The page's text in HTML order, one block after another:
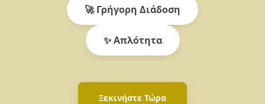
🚀 Γρήγορη Διάδοση
✨ Απλότητα
Ξεκινήστε Τώρα